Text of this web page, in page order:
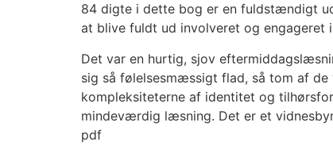
84 digte i dette bog er en fuldstændigt
at blive fuldt ud involveret og engageret
Det var en hurtig, sjov
sig så følelsesmæssigt flad, så tom af
kompleksiteterne af identitet og
mindeværdig læsning. Det er et
pdf